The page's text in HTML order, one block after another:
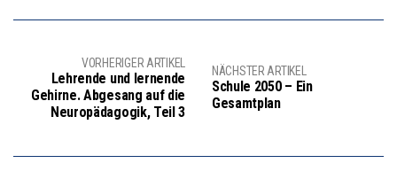
VORHERIGER ARTIKEL
Lehrende und lernende
Gehirne. Abgesang auf die
Neuropädagogik, Teil 3
NÄCHSTER ARTIKEL
Schule 2050 – Ein
Gesamtplan